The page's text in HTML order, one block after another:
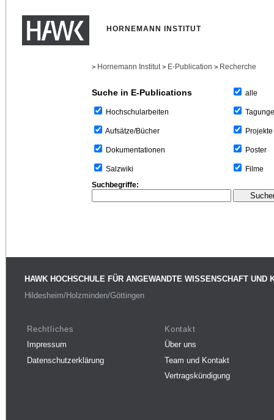
HORNEMANN INSTITUT
> Hornemann Institut > E-Publication > Recherche
Suche in E-Publications
Hochschularbeiten
Aufsätze/Bücher
Dokumentationen
Salzwiki
alle
Projekte
Poster
Filme
Suchbegriffe:
HAWK HOCHSCHULE FÜR ANGEWANDTE WISSENSCHAFT UND
Hildesheim/Holzminden/Göttingen
Rechtliches
Impressum
Datenschutzerklärung
Kontakt
Über uns
Team und Kontakt
Vertragskündigung